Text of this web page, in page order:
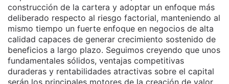
construcción de la cartera y adoptar un enfoque más
deliberado respecto al riesgo factorial, manteniendo al
mismo tiempo un fuerte enfoque en negocios de alta
calidad capaces de generar crecimiento sostenido de
beneficios a largo plazo. Seguimos creyendo que unos
fundamentales sólidos, ventajas competitivas
duraderas y rentabilidades atractivas sobre el capital
serán los principales motores de la creación de valor